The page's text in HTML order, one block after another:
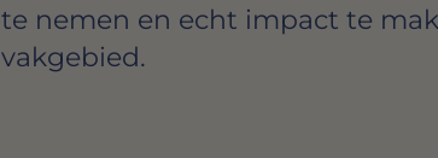
te nemen en echt impact te
vakgebied.